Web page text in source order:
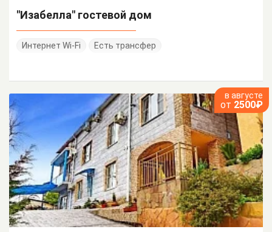
"Изабелла" гостевой дом
Интернет Wi-Fi Есть трансфер
в августе
от 2500₽